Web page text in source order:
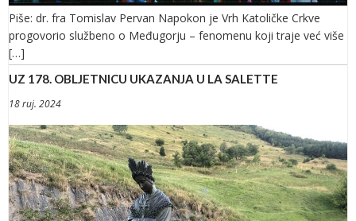
Piše: dr. fra Tomislav Pervan Napokon je Vrh Katoličke Crkve
progovorio službeno o Međugorju – fenomenu koji traje već više
[…]
UZ 178. OBLJETNICU UKAZANJA U LA SALETTE
18 ruj. 2024